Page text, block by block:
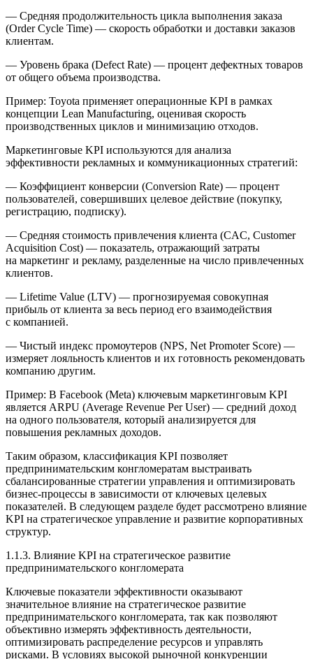
— Средняя продолжительность цикла выполнения заказа
(Order Cycle Time) — скорость обработки и доставки заказов
клиентам.
— Уровень брака (Defect Rate) — процент дефектных товаров
от общего объема производства.
Пример: Toyota применяет операционные KPI в рамках
концепции Lean Manufacturing, оценивая скорость
производственных циклов и минимизацию отходов.
Маркетинговые KPI используются для анализа
эффективности рекламных и коммуникационных стратегий:
— Коэффициент конверсии (Conversion Rate) — процент
пользователей, совершивших целевое действие (покупку,
регистрацию, подписку).
— Средняя стоимость привлечения клиента (CAC, Customer
Acquisition Cost) — показатель, отражающий затраты
на маркетинг и рекламу, разделенные на число привлеченных
клиентов.
— Lifetime Value (LTV) — прогнозируемая совокупная
прибыль от клиента за весь период его взаимодействия
с компанией.
— Чистый индекс промоутеров (NPS, Net Promoter Score) —
измеряет лояльность клиентов и их готовность рекомендовать
компанию другим.
Пример: В Facebook (Meta) ключевым маркетинговым KPI
является ARPU (Average Revenue Per User) — средний доход
на одного пользователя, который анализируется для
повышения рекламных доходов.
Таким образом, классификация KPI позволяет
предпринимательским конгломератам выстраивать
сбалансированные стратегии управления и оптимизировать
бизнес-процессы в зависимости от ключевых целевых
показателей. В следующем разделе будет рассмотрено влияние
KPI на стратегическое управление и развитие корпоративных
структур.
1.1.3. Влияние KPI на стратегическое развитие
предпринимательского конгломерата
Ключевые показатели эффективности оказывают
значительное влияние на стратегическое развитие
предпринимательского конгломерата, так как позволяют
объективно измерять эффективность деятельности,
оптимизировать распределение ресурсов и управлять
рисками. В условиях высокой рыночной конкуренции